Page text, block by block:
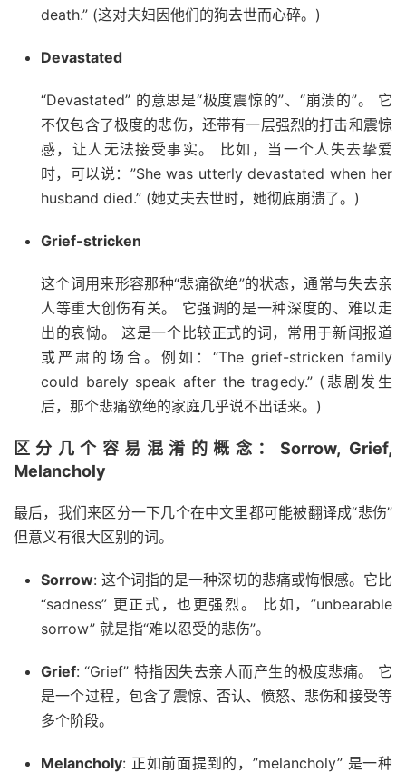
death.” (这对夫妇因他们的狗去世而心碎。)
Devastated
“Devastated” 的意思是“极度震惊的”、“崩溃的”。 它
不仅包含了极度的悲伤，还带有一层强烈的打击和震惊
感，让人无法接受事实。 比如，当一个人失去挚爱
时，可以说：”She was utterly devastated when her
husband died.” (她丈夫去世时，她彻底崩溃了。)
Grief-stricken
这个词用来形容那种“悲痛欲绝”的状态，通常与失去亲
人等重大创伤有关。 它强调的是一种深度的、难以走
出的哀恸。 这是一个比较正式的词，常用于新闻报道
或严肃的场合。例如：“The grief-stricken family
could barely speak after the tragedy.” (悲剧发生
后，那个悲痛欲绝的家庭几乎说不出话来。)
区分几个容易混淆的概念：Sorrow, Grief,
Melancholy
最后，我们来区分一下几个在中文里都可能被翻译成“悲伤”
但意义有很大区别的词。
Sorrow: 这个词指的是一种深切的悲痛或悔恨感。它比
“sadness” 更正式，也更强烈。 比如，”unbearable
sorrow” 就是指“难以忍受的悲伤”。
Grief: “Grief” 特指因失去亲人而产生的极度悲痛。 它
是一个过程，包含了震惊、否认、愤怒、悲伤和接受等
多个阶段。
Melancholy: 正如前面提到的，”melancholy” 是一种